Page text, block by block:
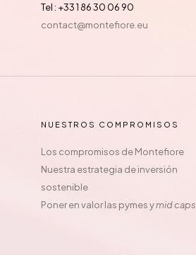
Tel : +33 1 86 30 06 90
contact@montefiore.eu
NUESTROS COMPROMISOS
Los compromisos de Montefiore
Nuestra estrategia de inversión
sostenible
Poner en valor las pymes ymid caps